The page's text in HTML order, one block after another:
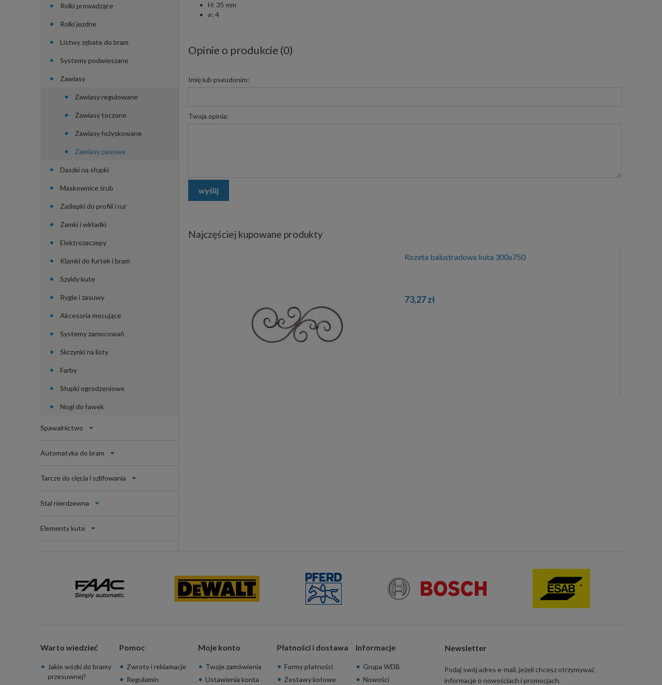
Rolki prowadzące
Rolki jezdne
Listwy zębate do bram
Systemy podwieszane
Zawiasy
Zawiasy regulowane
Zawiasy toczone
Zawiasy łożyskowane
Zawiasy pasowe
Daszki na słupki
Maskownice śrub
Zaślepki do profili i rur
Zamki i wkładki
Elektrozaczepy
Klamki do furtek i bram
Szyldy kute
Rygle i zasuwy
Akcesoria mocujące
Systemy zamocowań
Skrzynki na listy
Farby
Słupki ogrodzeniowe
Nogi do ławek
Spawalnictwo
Automatyka do bram
Tarcze do cięcia i szlifowania
Stal nierdzewna
Elementy kute
H: 35 mm
≠: 4
Opinie o produkcie (0)
Imię lub pseudonim:
Twoja opinia:
wyślij
Najczęściej kupowane produkty
Rozeta balustradowa kuta 300x750
73,27 zł
Newsletter
Podaj swój adres e-mail, jeżeli chcesz otrzymywać
informacje o nowościach i promocjach.
Warto wiedzieć
Jakie wózki do bramy
przesuwnej?
Pomoc
Zwroty i reklamacje
Regulamin
Moje konto
Twoje zamówienia
Ustawienia konta
Płatności i dostawa
Formy płatności
Zestawy kołowe
Informacje
Grupa WDB
Nowości